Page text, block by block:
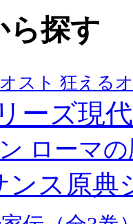
ら探す
スト 狂える
ーズ現
ローマ
ンス原典